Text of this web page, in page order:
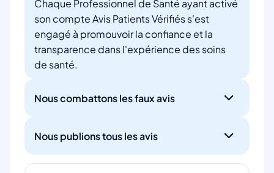
Chaque Professionnel de Santé ayant activé
son compte Avis Patients Vérifiés s'est
engagé à promouvoir la confiance et la
transparence dans l'expérience des soins
de santé.
Nous combattons les faux avis
Nous publions tous les avis